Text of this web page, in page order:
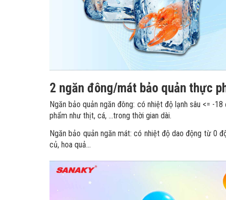
2 ngăn đông/mát bảo quản thực
Ngăn bảo quản ngăn đông: có nhiệt độ lạnh sâu <= -
phẩm như thịt, cá, …trong thời gian dài.
Ngăn bảo quản ngăn mát: có nhiệt độ dao động từ 0
củ, hoa quả…